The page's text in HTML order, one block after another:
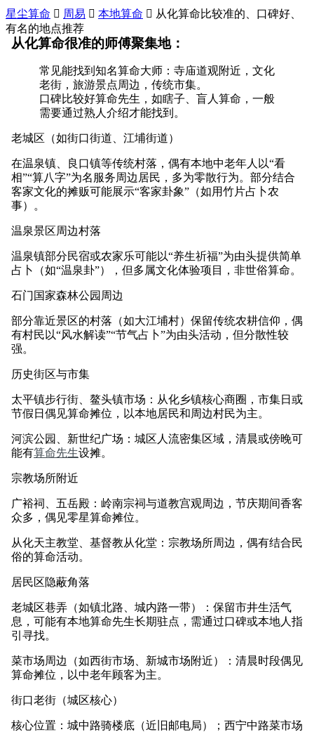
星尘算命  周易  本地算命  从化算命比较准的、口碑好、
有名的地点推荐
从化算命很准的师傅聚集地：
常见能找到知名算命大师：寺庙道观附近，文化
老街，旅游景点周边，传统市集。
口碑比较好算命先生，如瞎子、盲人算命，一般
需要通过熟人介绍才能找到。
老城区（如街口街道、江埔街道）
在温泉镇、良口镇等传统村落，偶有本地中老年人以“看
相”“算八字”为名服务周边居民，多为零散行为。部分结合
客家文化的摊贩可能展示“客家卦象”（如用竹片占卜农
事）。
温泉景区周边村落
温泉镇部分民宿或农家乐可能以“养生祈福”为由头提供简单
占卜（如“温泉卦”），但多属文化体验项目，非世俗算命。
石门国家森林公园周边
部分靠近景区的村落（如大江埔村）保留传统农耕信仰，偶
有村民以“风水解读”“节气占卜”为由头活动，但分散性较
强。
历史街区与市集
太平镇步行街、鳌头镇市场：从化乡镇核心商圈，市集日或
节假日偶见算命摊位，以本地居民和周边村民为主。
河滨公园、新世纪广场：城区人流密集区域，清晨或傍晚可
能有算命先生设摊。
宗教场所附近
广裕祠、五岳殿：岭南宗祠与道教宫观周边，节庆期间香客
众多，偶见零星算命摊位。
从化天主教堂、基督教从化堂：宗教场所周边，偶有结合民
俗的算命活动。
居民区隐蔽角落
老城区巷弄（如镇北路、城内路一带）：保留市井生活气
息，可能有本地算命先生长期驻点，需通过口碑或本地人指
引寻找。
菜市场周边（如西街市场、新城市场附近）：清晨时段偶见
算命摊位，以中老年顾客为主。
街口老街（城区核心）
核心位置：城中路骑楼底（近旧邮电局）；西宁中路菜市场